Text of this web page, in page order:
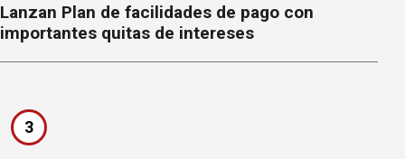
Lanzan Plan de facilidades de pago con
importantes quitas de intereses
3